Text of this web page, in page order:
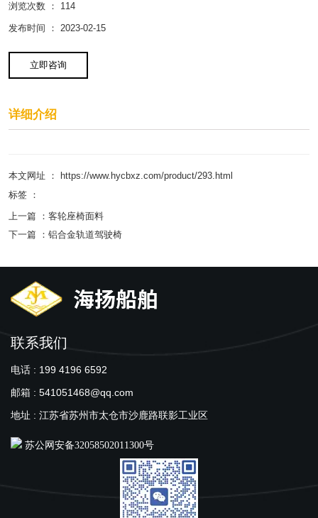
浏览次数 ： 114
发布时间 ： 2023-02-15
立即咨询
详细介绍
本文网址 ： https://www.hycbxz.com/product/293.html
标签 ：
上一篇 ： 客轮座椅面料
下一篇 ： 铝合金轨道驾驶椅
联系我们
电话 : 199 4196 6592
邮箱 : 541051468@qq.com
地址 : 江苏省苏州市太仓市沙鹿路联影工业区
苏公网安备32058502011300号